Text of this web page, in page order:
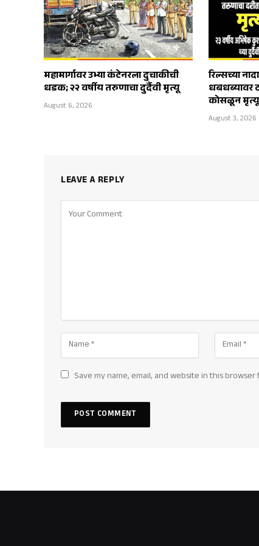
महामार्गावर उभ्या कंटेनरला दुचाकीची
धडक; २२ वर्षीय तरुणाचा दुर्दैवी मृत्यू
August 6, 2026
रिल्सच्या
धबधब्यावर
कोसळून मृत्यू
August 3, 2026
LEAVE A REPLY
Save my name, email, and website in this